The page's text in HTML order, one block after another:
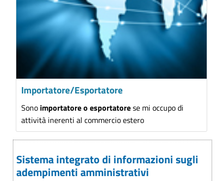
Importatore/Esportatore
Sono importatore o esportatorese mi occupo di
attività inerenti al commercio estero
Sistema integrato di informazioni sugli
adempimenti amministrativi